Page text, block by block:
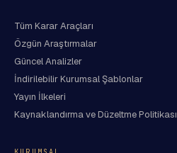
Tüm Karar Araçları
Özgün Araştırmalar
Güncel Analizler
İndirilebilir Kurumsal Şablonlar
Yayın İlkeleri
Kaynaklandırma ve Düzeltme Politikası